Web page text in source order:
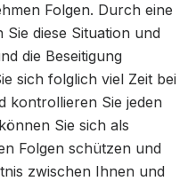
Folgen. Durch eine
diese Situation und
die Beseitigung
sich folglich viel Zeit bei
kontrollieren Sie jeden
Sie sich als
Folgen schützen und
zwischen Ihnen und